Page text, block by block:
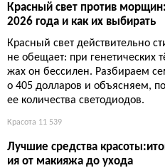
Красный свет против
2026 года и как их выбирать
Красный свет действительно
не обещает: при генетических
жах он бессилен. Разбираем
о 405 долларов и объясняем,
ее количества светодиодов.
Красота 11 539
Лучшие средства
ия от макияжа до ухода